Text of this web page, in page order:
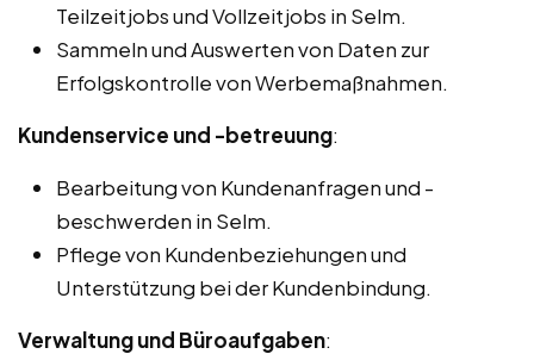
Teilzeitjobs und Vollzeitjobs in Selm.
Sammeln und Auswerten von Daten zur
Erfolgskontrolle von Werbemaßnahmen.
Kundenservice und -betreuung:
Bearbeitung von Kundenanfragen und -
beschwerden in Selm.
Pflege von Kundenbeziehungen und
Unterstützung bei der Kundenbindung.
Verwaltung und Büroaufgaben: